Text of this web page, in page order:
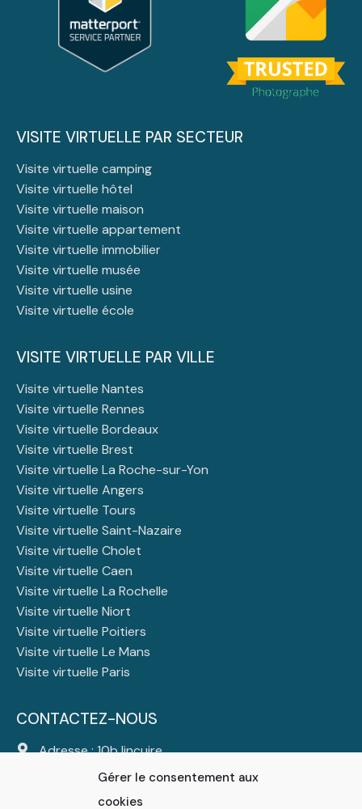
Gérer le consentement aux
cookies
VISITE VIRTUELLE PAR SECTEUR
Visite virtuelle camping
Visite virtuelle hôtel
Visite virtuelle maison
Visite virtuelle appartement
Visite virtuelle immobilier
Visite virtuelle musée
Visite virtuelle usine
Visite virtuelle école
VISITE VIRTUELLE PAR VILLE
Visite virtuelle Nantes
Visite virtuelle Rennes
Visite virtuelle Bordeaux
Visite virtuelle Brest
Visite virtuelle La Roche-sur-Yon
Visite virtuelle Angers
Visite virtuelle Tours
Visite virtuelle Saint-Nazaire
Visite virtuelle Cholet
Visite virtuelle Caen
Visite virtuelle La Rochelle
Visite virtuelle Niort
Visite virtuelle Poitiers
Visite virtuelle Le Mans
Visite virtuelle Paris
CONTACTEZ-NOUS
Adresse : 10b lincuire
44310 Saint Colomban
06 23 23 47 25